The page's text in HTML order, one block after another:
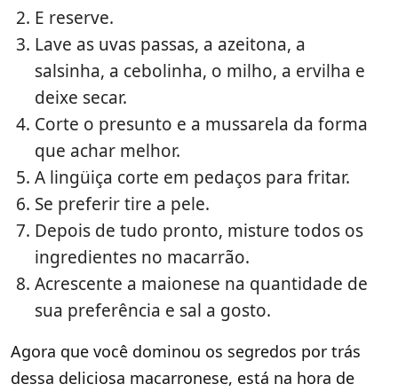
E reserve.
Lave as uvas passas, a azeitona, a
salsinha, a cebolinha, o milho, a ervilha e
deixe secar.
Corte o presunto e a mussarela da forma
que achar melhor.
A lingüiça corte em pedaços para fritar.
Se preferir tire a pele.
Depois de tudo pronto, misture todos os
ingredientes no macarrão.
Acrescente a maionese na quantidade de
sua preferência e sal a gosto.
Agora que você dominou os segredos por trás
dessa deliciosa macarronese, está na hora de